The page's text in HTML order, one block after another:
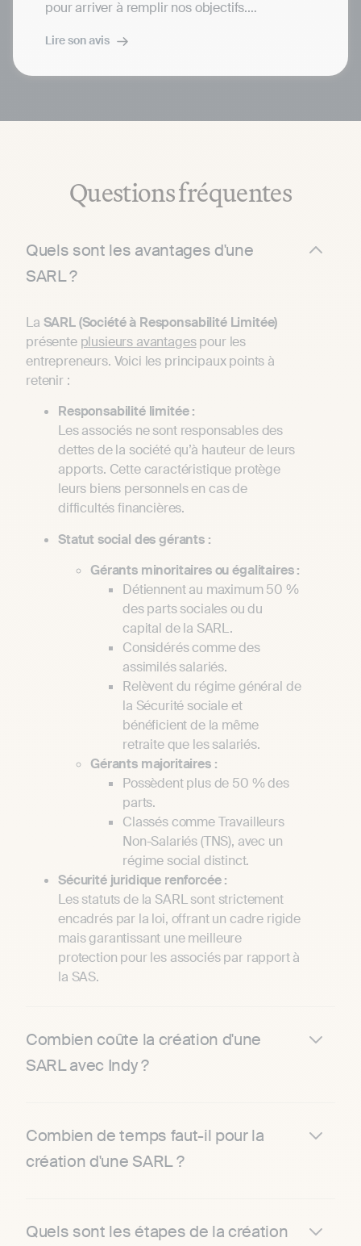
pour arriver à remplir nos objectifs.
Au petit soin et super commerçant, CA n’hésite
Un prix défiant toute concurrence en plus de
Lire son avis
Questions fréquentes
Quels sont les avantages d'une
SARL ?
La SARL (Société à Responsabilité Limitée)
présente plusieurs avantagespour les
entrepreneurs. Voici les principaux points à
retenir :
Responsabilité limitée :
Les associés ne sont responsables des
dettes de la société qu’à hauteur de leurs
apports. Cette caractéristique protège
leurs biens personnels en cas de
difficultés financières.
Statut social des gérants :
Gérants minoritaires ou égalitaires :
Détiennent au maximum 50 %
des parts sociales ou du
capital de la SARL.
Considérés comme des
assimilés salariés.
Relèvent du régime général de
la Sécurité sociale et
bénéficient de la même
retraite que les salariés.
Gérants majoritaires :
Possèdent plus de 50 % des
parts.
Classés comme Travailleurs
Non-Salariés (TNS), avec un
régime social distinct.
Sécurité juridique renforcée :
Les statuts de la SARL sont strictement
encadrés par la loi, offrant un cadre rigide
mais garantissant une meilleure
protection pour les associés par rapport à
la SAS.
Combien coûte la création d'une
SARL avec Indy ?
Combien de temps faut-il pour la
création d'une SARL ?
Quels sont les étapes de la création